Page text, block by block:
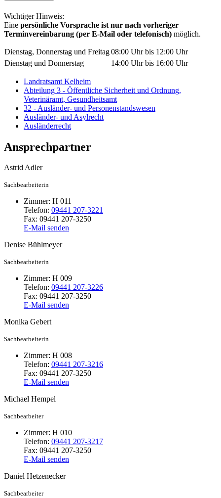
Wichtiger Hinweis:
Eine persönliche Vorsprache ist nur nach vorheriger
Terminvereinbarung (per E-Mail oder telefonisch) möglich.
Dienstag, Donnerstag und Freitag08:00 Uhr bis 12:00 Uhr
Dienstag und Donnerstag
14:00 Uhr bis 16:00 Uhr
Landratsamt Kelheim
Abteilung 3 - Öffentliche Sicherheit und Ordnung,
Veterinäramt, Gesundheitsamt
32 - Ausländer- und Personenstandswesen
Ausländer- und Asylrecht
Ausländerrecht
Ansprechpartner
AstridAdler
Sachbearbeiterin
Zimmer: H 011
Telefon: 09441 207-3221
Fax: 09441 207-3250
E-Mail senden
Denise Bühlmeyer
Sachbearbeiterin
Zimmer: H 009
Telefon: 09441 207-3226
Fax: 09441 207-3250
E-Mail senden
Monika Gebert
Sachbearbeiterin
Zimmer: H 008
Telefon: 09441 207-3216
Fax: 09441 207-3250
E-Mail senden
Michael Hempel
Sachbearbeiter
Zimmer: H 010
Telefon: 09441 207-3217
Fax: 09441 207-3250
E-Mail senden
Daniel Hetzenecker
Sachbearbeiter